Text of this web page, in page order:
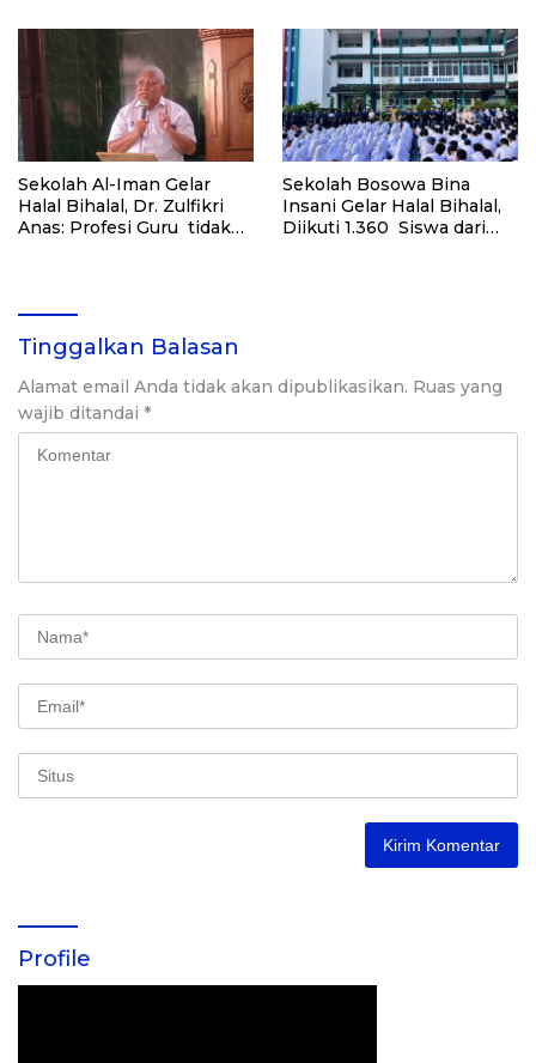
Sekolah Al-Iman Gelar
Halal Bihalal, Dr. Zulfikri
Anas: Profesi Guru tidak
Sekolah Bosowa Bina
Insani Gelar Halal Bihalal,
Diikuti 1.360 Siswa dari
Tinggalkan Balasan
Alamat email Anda tidak akan dipublikasikan. Ruas yang
wajib ditandai *
Profile